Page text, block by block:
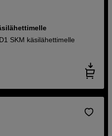
SKM käsilähettimelle